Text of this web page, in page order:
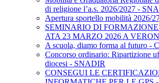
di religione l’a.s. 2026/2027 -
Apertura sportello mobilità 2026/
SEMINARIO DI
ATA 23 MARZO 2026 A
A scuola, diamo forma al futuro -
Concorso ordinario: Ripartizione
diocesi - SNADIR
CONSEGUI LE